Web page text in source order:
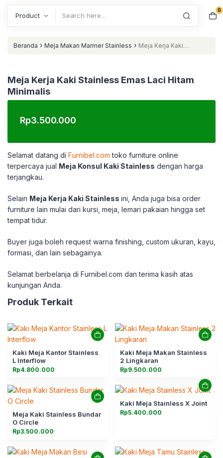
0
Beranda › Meja Makan Marmer Stainless › Meja Kerja Kaki
Meja Kerja Kaki Stainless Emas Laci Hitam
Minimalis
Rp3.500.000
Selamat datang di Furnibel.com toko furniture online
terpercaya jual Meja Konsul Kaki Stainless dengan harga
terjangkau.
Selain Meja Kerja Kaki Stainless ini, Anda juga bisa order
furniture lain mulai dari kursi, meja, lemari pakaian hingga set
tempat tidur.
Buyer juga boleh request warna finishing, custom ukuran, kayu,
formasi, dan lain sebagainya.
Selamat berbelanja di Furnibel.com dan terima kasih atas
kunjungan Anda.
Produk Terkait
Kaki Meja Kantor Stainless
L Interflow
Rp4.800.000
Kaki Meja Makan Stainless
2 Lingkaran
Rp9.500.000
Meja Kaki Stainless Bundar
O Circle
Rp3.500.000
Kaki Meja Stainless X Joint
Rp5.400.000